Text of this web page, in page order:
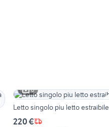
6
Letto singolo piu letto estraibile
220 €